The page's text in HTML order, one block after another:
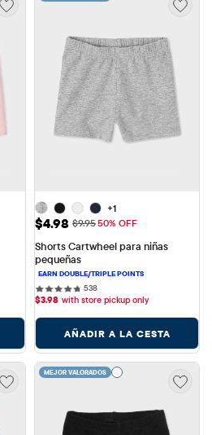
+1
Precio de venta: $4.98
$4.98 Precio original: $9.95
$9.9550% OFF
Shorts Cartwheel para niñas
pequeñas
538538 reviews
$3.98 with store pickup only
AÑADIR A LA CESTA
MEJOR VALORADOS